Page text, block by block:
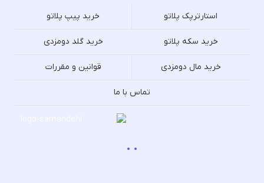
استارترپک پلاتو خرید پیپ پلاتو
خرید سکه پلاتو خرید گلد دومزدی
خرید مال دومزدی قوانین و مقررات
تماس با ما